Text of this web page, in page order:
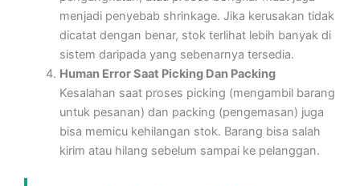
menjadi penyebab shrinkage. Jika kerusakan tidak
dicatat dengan benar, stok terlihat lebih banyak di
sistem daripada yang sebenarnya tersedia.
Human Error Saat Picking Dan Packing
Kesalahan saat proses picking (mengambil barang
untuk pesanan) dan packing (pengemasan) juga
bisa memicu kehilangan stok. Barang bisa salah
kirim atau hilang sebelum sampai ke pelanggan.